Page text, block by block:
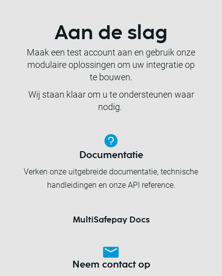
Aan de slag
Maak een test account aan en gebruik onze
modulaire oplossingen om uw integratie op
te bouwen.
Wij staan klaar om u te ondersteunen waar
nodig.
Documentatie
Verken onze uitgebreide documentatie, technische
handleidingen en onze API reference.
MultiSafepay Docs
Neem contact op